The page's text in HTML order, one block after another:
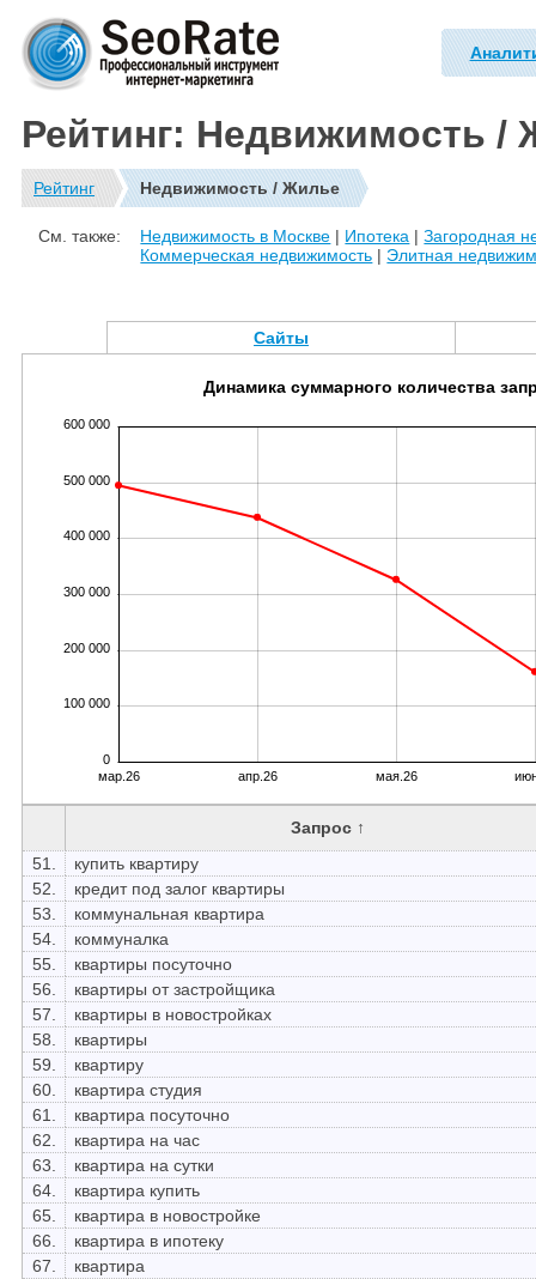
Рейтинг: Недвижимость /
Рейтинг Недвижимость / Жилье
См. также: Недвижимость в Москве | Ипотека |Загородная
Коммерческая недвижимость | Элитная
Сайты
0
100 000
200 000
300 000
400 000
500 000
600 000
мар.26 апр.26 мая.26
Динамика суммарного количества
Запрос ↑
51.
купить квартиру
52.
кредит под залог квартиры
53.
коммунальная квартира
54.
коммуналка
55.
квартиры посуточно
56.
квартиры от застройщика
57.
квартиры в новостройках
58.
квартиры
59.
квартиру
60.
квартира студия
61.
квартира посуточно
62.
квартира на час
63.
квартира на сутки
64.
квартира купить
65.
квартира в новостройке
66.
квартира в ипотеку
67.
квартира